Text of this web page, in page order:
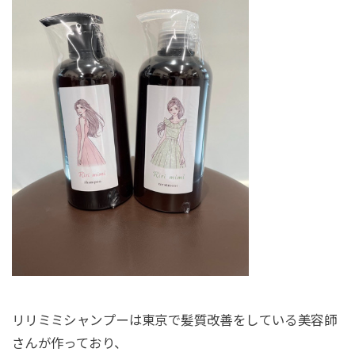
リリミミシャンプーは東京で髪質改善をしている美容師
さんが作っており、